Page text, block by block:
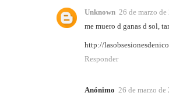
Unknown 26 de marzo
me muero d ganas d sol,
http://
Responder
Anónimo 26 de marzo de